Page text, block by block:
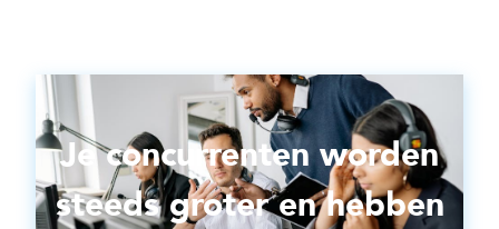
Je concurrenten worden
steeds groter en hebben